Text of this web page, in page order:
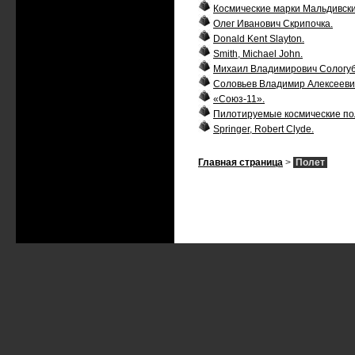
Космические марки
Олег Иванович Скрипочка.
Donald Kent Slayton.
Smith, Michael John.
Михаил Владимирович
Соловьев Владимир
«Союз-11».
Пилотируемые космические
Springer, Robert Clyde.
Главная страница > Полет